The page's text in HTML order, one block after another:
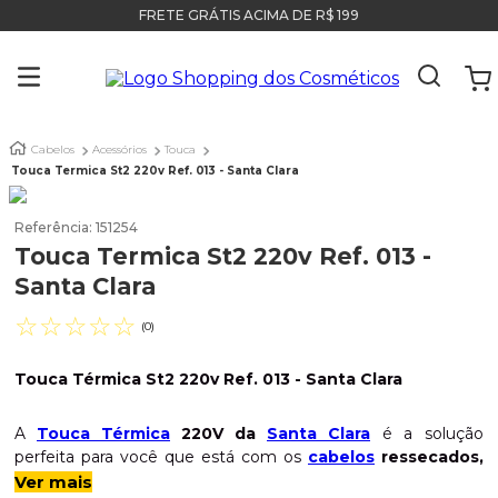
FRETE GRÁTIS ACIMA DE R$ 199
Cabelos Acessórios
Touca
Touca Termica St2 220v Ref. 013 - Santa Clara
Referência: 151254
Touca Termica St2 220v Ref. 013 -
Santa Clara
☆☆☆☆☆ (0)
Touca Térmica St2 220v Ref. 013 - Santa Clara
A Touca Térmica 220V da Santa Clara é a solução
perfeita para você que está com os cabelos ressecados,
quebradiços e oleosos, danificados
Ver mais